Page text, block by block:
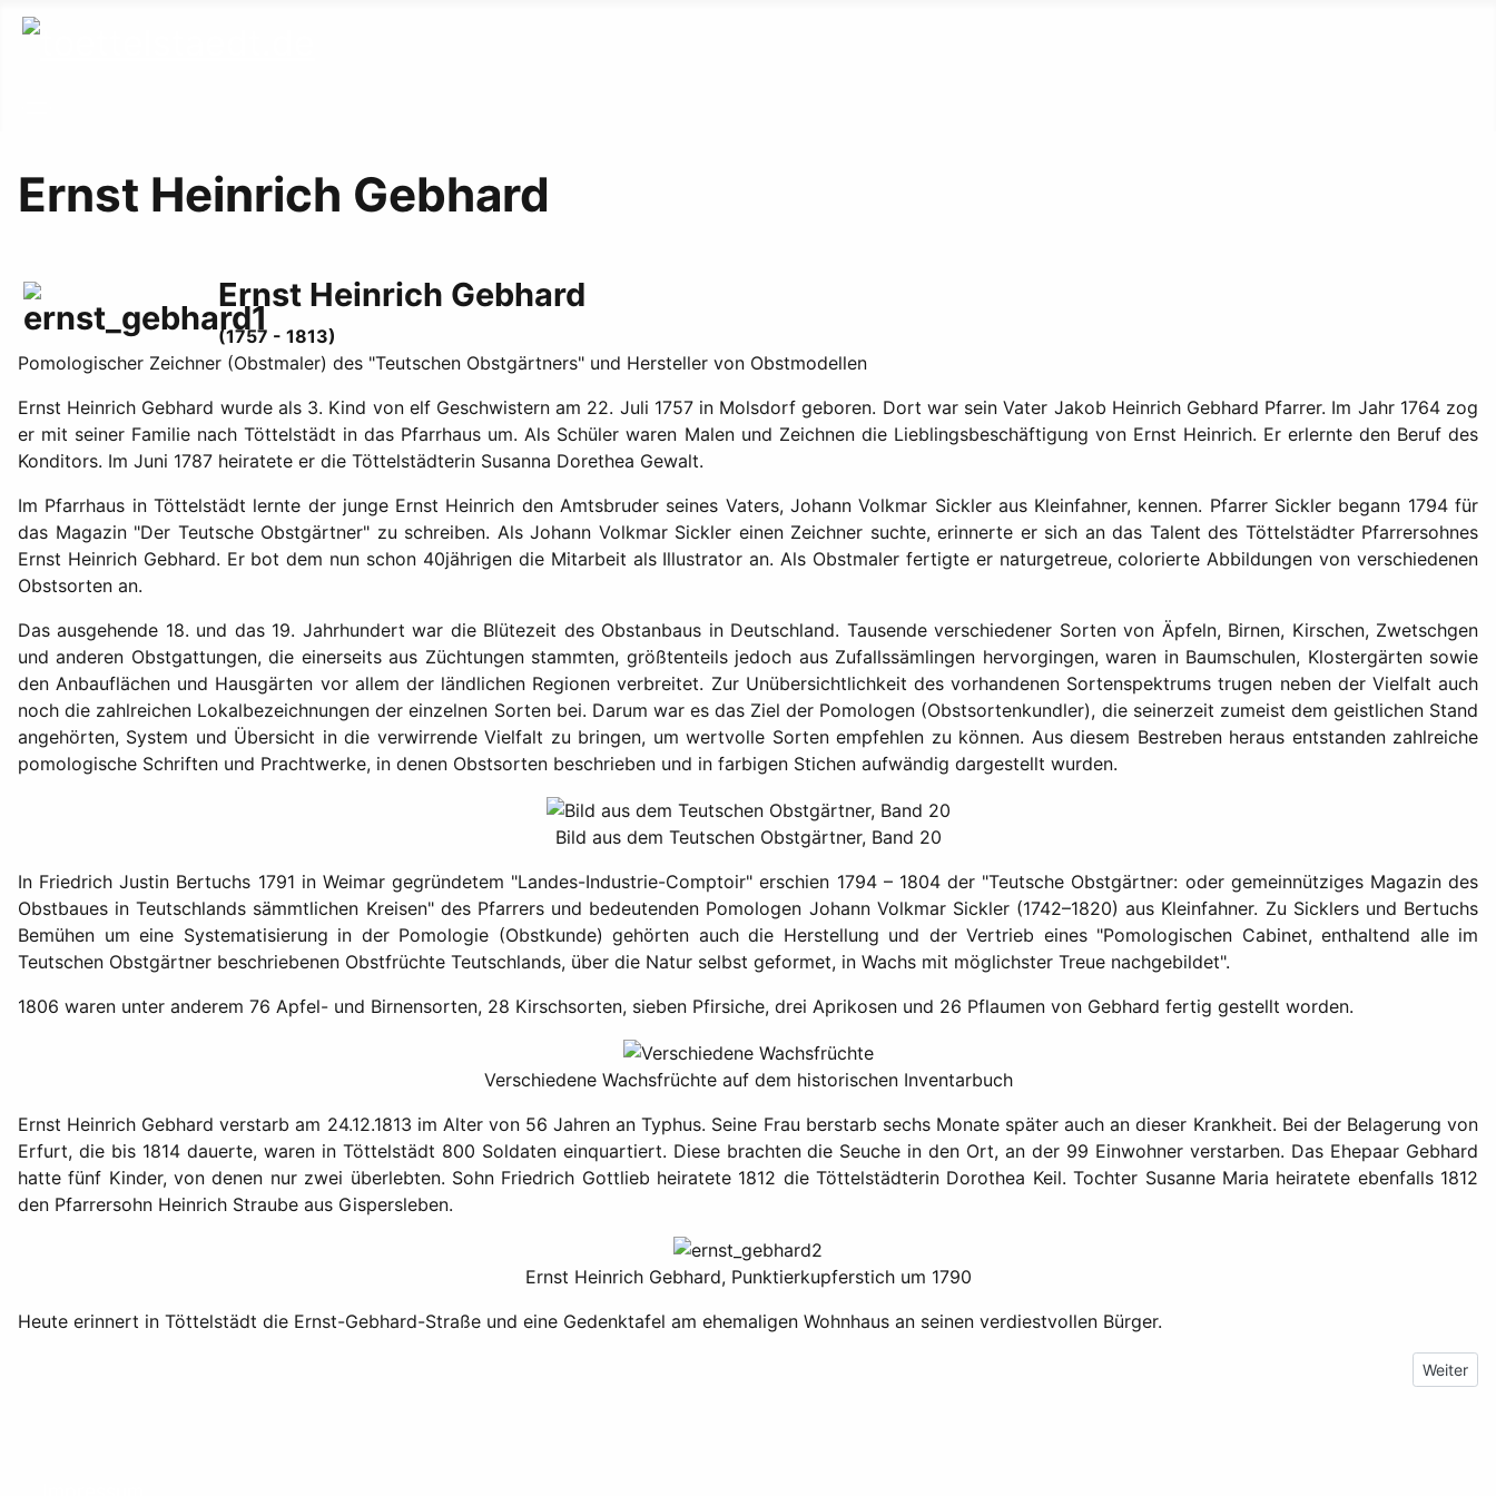
Ernst Heinrich Gebhard
Ernst Heinrich Gebhard
(1757 - 1813)
Pomologischer Zeichner (Obstmaler) des "Teutschen Obstgärtners" und Hersteller von Obstmodellen
Ernst Heinrich Gebhard wurde als 3. Kind von elf Geschwistern am 22. Juli 1757 in Molsdorf geboren. Dort war sein Vater Jakob Heinrich Gebhard Pfarrer. Im Jahr 1764 zog
er mit seiner Familie nach Töttelstädt in das Pfarrhaus um. Als Schüler waren Malen und Zeichnen die Lieblingsbeschäftigung von Ernst Heinrich. Er erlernte den Beruf des
Konditors. Im Juni 1787 heiratete er die Töttelstädterin Susanna Dorethea Gewalt.
Im Pfarrhaus in Töttelstädt lernte der junge Ernst Heinrich den Amtsbruder seines Vaters, Johann Volkmar Sickler aus Kleinfahner, kennen. Pfarrer Sickler begann 1794 für
das Magazin "Der Teutsche Obstgärtner" zu schreiben. Als Johann Volkmar Sickler einen Zeichner suchte, erinnerte er sich an das Talent des Töttelstädter Pfarrersohnes
Ernst Heinrich Gebhard. Er bot dem nun schon 40jährigen die Mitarbeit als Illustrator an. Als Obstmaler fertigte er naturgetreue, colorierte Abbildungen von verschiedenen
Obstsorten an.
Das ausgehende 18. und das 19. Jahrhundert war die Blütezeit des Obstanbaus in Deutschland. Tausende verschiedener Sorten von Äpfeln, Birnen, Kirschen, Zwetschgen
und anderen Obstgattungen, die einerseits aus Züchtungen stammten, größtenteils jedoch aus Zufallssämlingen hervorgingen, waren in Baumschulen, Klostergärten sowie
den Anbauflächen und Hausgärten vor allem der ländlichen Regionen verbreitet. Zur Unübersichtlichkeit des vorhandenen Sortenspektrums trugen neben der Vielfalt auch
noch die zahlreichen Lokalbezeichnungen der einzelnen Sorten bei. Darum war es das Ziel der Pomologen (Obstsortenkundler), die seinerzeit zumeist dem geistlichen Stand
angehörten, System und Übersicht in die verwirrende Vielfalt zu bringen, um wertvolle Sorten empfehlen zu können. Aus diesem Bestreben heraus entstanden zahlreiche
pomologische Schriften und Prachtwerke, in denen Obstsorten beschrieben und in farbigen Stichen aufwändig dargestellt wurden.
Bild aus dem Teutschen Obstgärtner, Band 20
In Friedrich Justin Bertuchs 1791 in Weimar gegründetem "Landes-Industrie-Comptoir" erschien 1794 – 1804 der "Teutsche Obstgärtner: oder gemeinnütziges Magazin des
Obstbaues in Teutschlands sämmtlichen Kreisen" des Pfarrers und bedeutenden Pomologen Johann Volkmar Sickler (1742–1820) aus Kleinfahner. Zu Sicklers und Bertuchs
Bemühen um eine Systematisierung in der Pomologie (Obstkunde) gehörten auch die Herstellung und der Vertrieb eines "Pomologischen Cabinet, enthaltend alle im
Teutschen Obstgärtner beschriebenen Obstfrüchte Teutschlands, über die Natur selbst geformet, in Wachs mit möglichster Treue nachgebildet".
1806 waren unter anderem 76 Apfel- und Birnensorten, 28 Kirschsorten, sieben Pfirsiche, drei Aprikosen und 26 Pflaumen von Gebhard fertig gestellt worden.
Verschiedene Wachsfrüchte auf dem historischen Inventarbuch
Ernst Heinrich Gebhard verstarb am 24.12.1813 im Alter von 56 Jahren an Typhus. Seine Frau berstarb sechs Monate später auch an dieser Krankheit. Bei der Belagerung von
Erfurt, die bis 1814 dauerte, waren in Töttelstädt 800 Soldaten einquartiert. Diese brachten die Seuche in den Ort, an der 99 Einwohner verstarben. Das Ehepaar Gebhard
hatte fünf Kinder, von denen nur zwei überlebten. Sohn Friedrich Gottlieb heiratete 1812 die Töttelstädterin Dorothea Keil. Tochter Susanne Maria heiratete ebenfalls 1812
den Pfarrersohn Heinrich Straube aus Gispersleben.
Ernst Heinrich Gebhard, Punktierkupferstich um 1790
Heute erinnert in Töttelstädt die Ernst-Gebhard-Straße und eine Gedenktafel am ehemaligen Wohnhaus an seinen verdiestvollen Bürger.
Nächster
Weiter